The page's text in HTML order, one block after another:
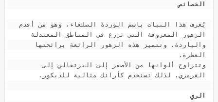
الخصائص
وتتراوح ألوانها من الأصفر إلى البرتقالي إلى
الري